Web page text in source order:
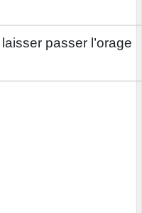
passer l’orage